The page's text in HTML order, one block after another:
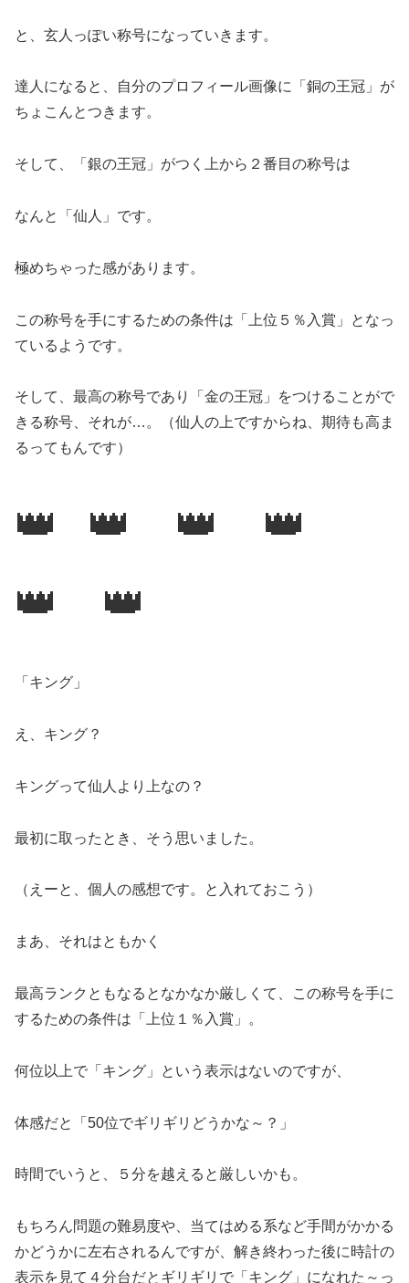
と、玄人っぽい称号になっていきます。
達人になると、自分のプロフィール画像に「銅の王冠」が
ちょこんとつきます。
そして、「銀の王冠」がつく上から２番目の称号は
なんと「仙人」です。
極めちゃった感があります。
この称号を手にするための条件は「上位５％入賞」となっ
ているようです。
そして、最高の称号であり「金の王冠」をつけることがで
きる称号、それが…。（仙人の上ですからね、期待も高ま
るってもんです）
👑
👑 👑 👑
👑 👑
「キング」
え、キング？
キングって仙人より上なの？
最初に取ったとき、そう思いました。
（えーと、個人の感想です。と入れておこう）
まあ、それはともかく
最高ランクともなるとなかなか厳しくて、この称号を手に
するための条件は「上位１％入賞」。
何位以上で「キング」という表示はないのですが、
体感だと「50位でギリギリどうかな～？」
時間でいうと、５分を越えると厳しいかも。
もちろん問題の難易度や、当てはめる系など手間がかかる
かどうかに左右されるんですが、解き終わった後に時計の
表示を見て４分台だとギリギリで「キング」になれた～っ